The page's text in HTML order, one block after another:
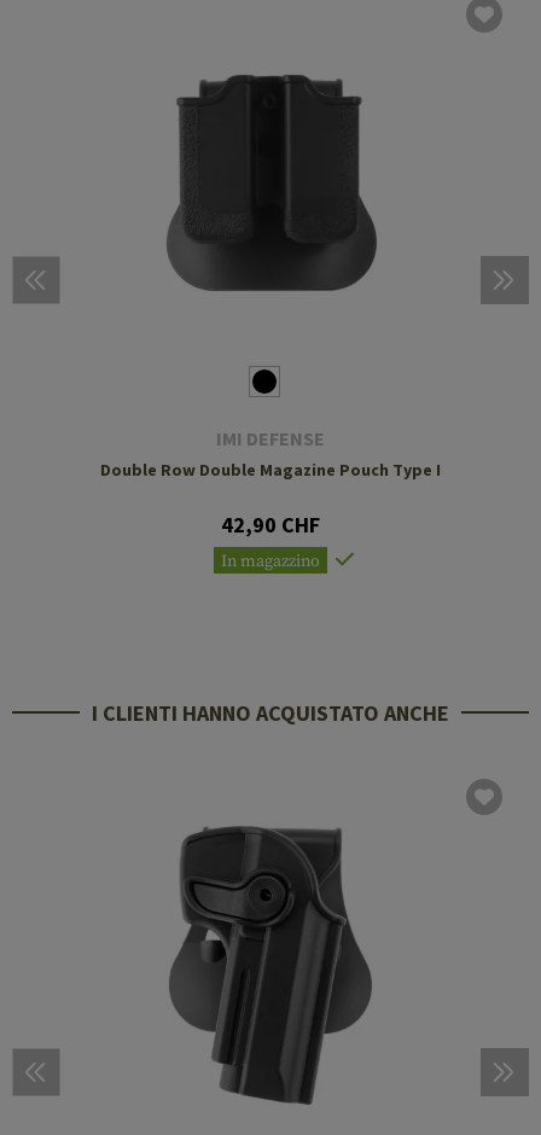
IMI DEFENSE
Double Row Double Magazine Pouch Type I
42,90 CHF
In magazzino
I CLIENTI HANNO ACQUISTATO ANCHE